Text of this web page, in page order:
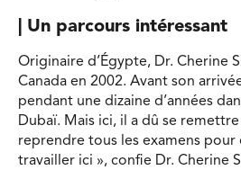
| Un parcours intéressant
Originaire d’Égypte, Dr. Cherine
Canada en 2002. Avant son
pendant une dizaine d’années
Dubaï. Mais ici, il a dû se
reprendre tous les examens pour
travailler ici », confie Dr. Cherine